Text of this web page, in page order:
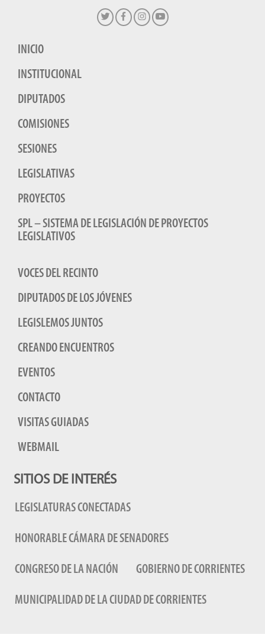
INICIO
INSTITUCIONAL
DIPUTADOS
COMISIONES
SESIONES
LEGISLATIVAS
PROYECTOS
SPL – SISTEMA DE LEGISLACIÓN DE PROYECTOS
LEGISLATIVOS
VOCES DEL RECINTO
DIPUTADOS DE LOS JÓVENES
LEGISLEMOS JUNTOS
CREANDO ENCUENTROS
EVENTOS
CONTACTO
VISITAS GUIADAS
WEBMAIL
SITIOS DE INTERÉS
LEGISLATURAS CONECTADAS
HONORABLE CÁMARA DE SENADORES
CONGRESO DE LA NACIÓN GOBIERNO DE CORRIENTES
MUNICIPALIDAD DE LA CIUDAD DE CORRIENTES